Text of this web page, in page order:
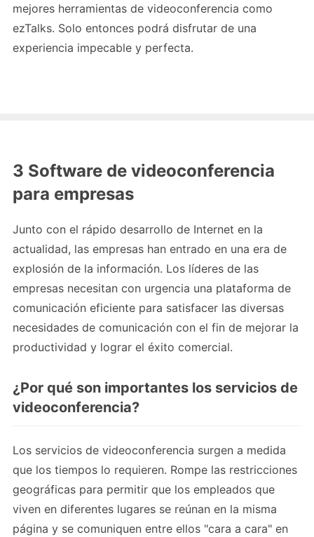
mejores herramientas de videoconferencia como
ezTalks. Solo entonces podrá disfrutar de una
experiencia impecable y perfecta.
3 Software de videoconferencia
para empresas
Junto con el rápido desarrollo de Internet en la
actualidad, las empresas han entrado en una era de
explosión de la información. Los líderes de las
empresas necesitan con urgencia una plataforma de
comunicación eficiente para satisfacer las diversas
necesidades de comunicación con el fin de mejorar la
productividad y lograr el éxito comercial.
¿Por qué son importantes los servicios de
videoconferencia?
Los servicios de videoconferencia surgen a medida
que los tiempos lo requieren. Rompe las restricciones
geográficas para permitir que los empleados que
viven en diferentes lugares se reúnan en la misma
página y se comuniquen entre ellos "cara a cara" en